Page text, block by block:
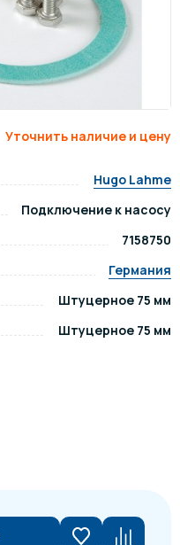
Уточнить наличие и цену
Hugo Lahme
Подключение к насосу
7158750
Германия
Штуцерное 75 мм
Штуцерное 75 мм